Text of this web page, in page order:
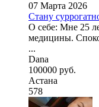
07 Марта 2026
Стану
О себе: Мне 25
медицины.
...
Dana
100000 руб.
Астана
578